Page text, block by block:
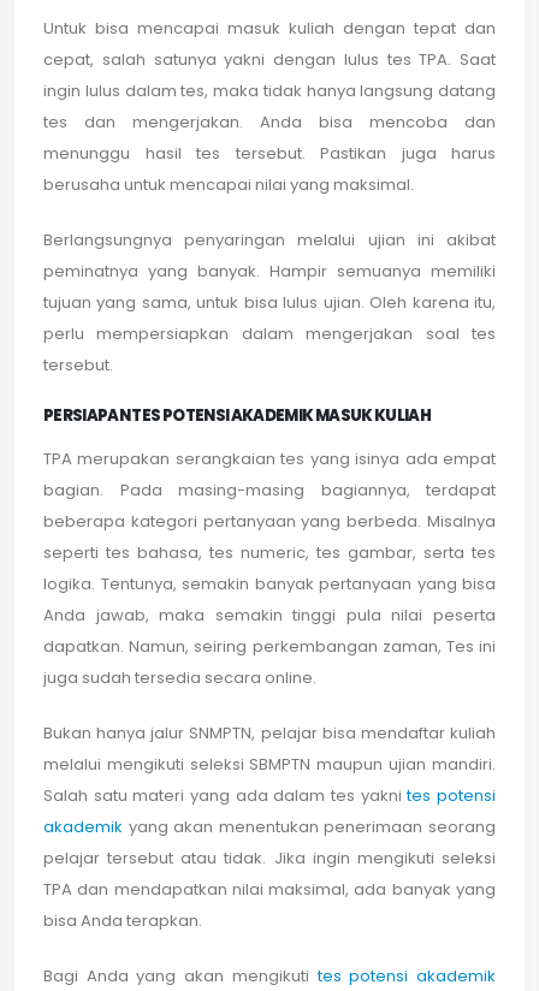
Untuk bisa mencapai masuk kuliah dengan tepat dan
cepat, salah satunya yakni dengan lulus tes TPA. Saat
ingin lulus dalam tes, maka tidak hanya langsung datang
tes dan mengerjakan. Anda bisa mencoba dan
menunggu hasil tes tersebut. Pastikan juga harus
berusaha untuk mencapai nilai yang maksimal.
Berlangsungnya penyaringan melalui ujian ini akibat
peminatnya yang banyak. Hampir semuanya memiliki
tujuan yang sama, untuk bisa lulus ujian. Oleh karena itu,
perlu mempersiapkan dalam mengerjakan soal tes
tersebut.
PERSIAPAN TES POTENSI AKADEMIK MASUK KULIAH
TPA merupakan serangkaian tes yang isinya ada empat
bagian. Pada masing-masing bagiannya, terdapat
beberapa kategori pertanyaan yang berbeda. Misalnya
seperti tes bahasa, tes numeric, tes gambar, serta tes
logika. Tentunya, semakin banyak pertanyaan yang bisa
Anda jawab, maka semakin tinggi pula nilai peserta
dapatkan. Namun, seiring perkembangan zaman, Tes ini
juga sudah tersedia secara online.
Bukan hanya jalur SNMPTN, pelajar bisa mendaftar kuliah
melalui mengikuti seleksi SBMPTN maupun ujian mandiri.
Salah satu materi yang ada dalam tes yaknites potensi
akademik yang akan menentukan penerimaan seorang
pelajar tersebut atau tidak. Jika ingin mengikuti seleksi
TPA dan mendapatkan nilai maksimal, ada banyak yang
bisa Anda terapkan.
Bagi Anda yang akan mengikutites potensi akademik